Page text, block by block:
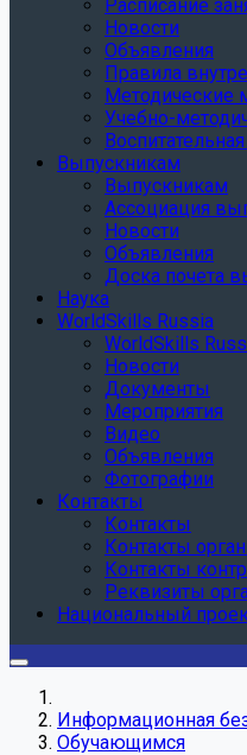
Расписание
Новости
Объявления
Правила
Методические
Учебно-
Выпускникам
Выпускникам
Ассоциация
Новости
Объявления
Доска почета
Наука
WorldSkills Russia
WorldSkills
Новости
Документы
Мероприятия
Видео
Объявления
Фотографии
Контакты
Контакты
Контакты
Контакты
Реквизиты
Национальный
Информационная
Обучающимся